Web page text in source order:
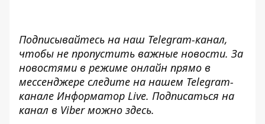
Подписывайтесь на наш Telegram-канал,
чтобы не пропустить важные новости. За
новостями в режиме онлайн прямо в
мессенджере следите на нашем Telegram-
канале Информатор Live. Подписаться на
канал в Viber можно здесь.